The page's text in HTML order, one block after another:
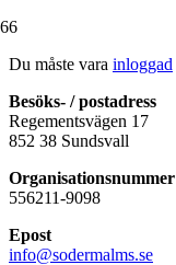
Du måste vara inloggad
Besöks- / postadress
Regementsvägen 17
852 38 Sundsvall
Organisationsnummer
556211-9098
Epost
info@sodermalms.se